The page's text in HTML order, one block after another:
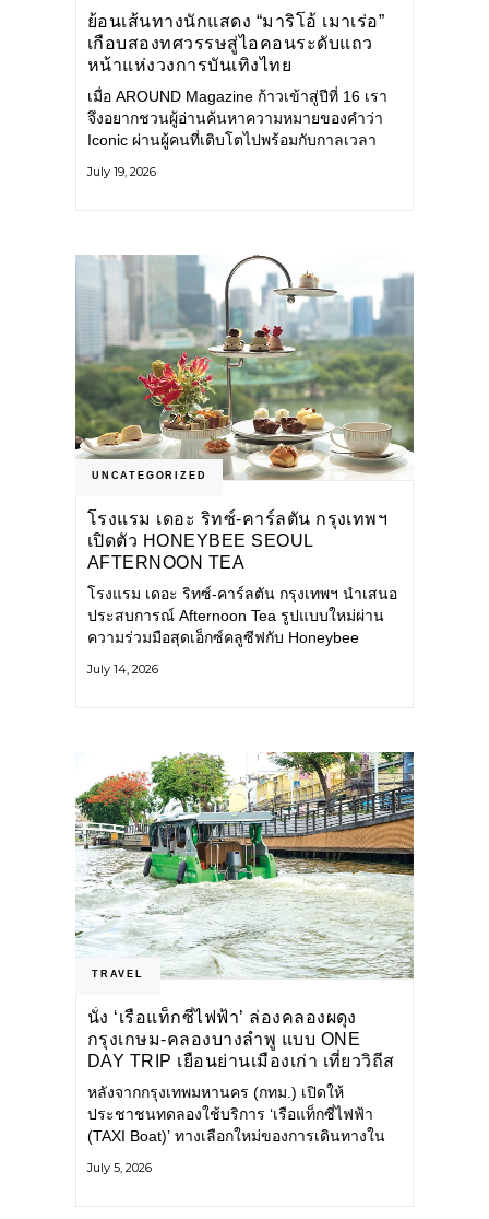
ย้อนเส้นทางนักแสดง “มาริโอ้ เมาเร่อ”
เกือบสองทศวรรษสู่ไอคอนระดับแถว
หน้าแห่งวงการบันเทิงไทย
เมื่อ AROUND Magazine ก้าวเข้าสู่ปีที่ 16 เรา
จึงอยากชวนผู้อ่านค้นหาความหมายของคำว่า
Iconic ผ่านผู้คนที่เติบโตไปพร้อมกับกาลเวลา
คือ มาริโอ้ เมาเร่อ
July 19, 2026
UNCATEGORIZED
โรงแรม เดอะ ริทซ์-คาร์ลตัน กรุงเทพฯ
เปิดตัว HONEYBEE SEOUL
AFTERNOON TEA
COLLABORATION ณ คาเลโอ
(CALEŌ) ชวนสัมผัสเสน่ห์ของขนม
หวานร่วมสมัยจากกรุงโซล
โรงแรม เดอะ ริทซ์-คาร์ลตัน กรุงเทพฯ นำเสนอ
ประสบการณ์ Afternoon Tea รูปแบบใหม่ผ่าน
ความร่วมมือสุดเอ็กซ์คลูซีฟกับ Honeybee
ดังจากกรุงโซล นำโดยเชฟอึนจอง
July 14, 2026
TRAVEL
นั่ง ‘เรือแท็กซี่ไฟฟ้า’ ล่องคลองผดุง
กรุงเกษม-คลองบางลำพู แบบ ONE
DAY TRIP เยือนย่านเมืองเก่า เที่ยววิถีส
โลว์ไลฟ์แบบรักษ์โลก
หลังจากกรุงเทพมหานคร (กทม.) เปิดให้
ประชาชนทดลองใช้บริการ ‘เรือแท็กซี่ไฟฟ้า
(TAXI Boat)’ ทางเลือกใหม่ของการเดินทางใน
แวดล้อม ผ่านแอปพลิเคชัน MuvMi (มูฟมี)
July 5, 2026